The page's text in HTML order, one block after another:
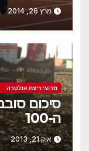
מרץ 26, 2014
מרוצי ריצת אולטרה
ה-100
אוק 21, 2013